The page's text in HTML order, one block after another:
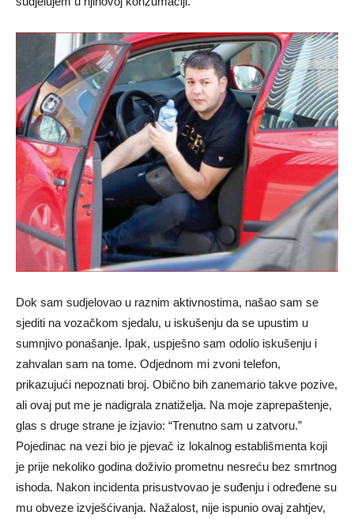
Dok sam sudjelovao u raznim aktivnostima, našao sam se
sjediti na vozačkom sjedalu, u iskušenju da se upustim u
sumnjivo ponašanje. Ipak, uspješno sam odolio iskušenju i
zahvalan sam na tome. Odjednom mi zvoni telefon,
prikazujući nepoznati broj. Obično bih zanemario takve pozive,
ali ovaj put me je nadigrala znatiželja. Na moje zaprepaštenje,
glas s druge strane je izjavio: “Trenutno sam u zatvoru.”
Pojedinac na vezi bio je pjevač iz lokalnog establišmenta koji
je prije nekoliko godina doživio prometnu nesreću bez smrtnog
ishoda. Nakon incidenta prisustvovao je suđenju i određene su
mu obveze izvješćivanja. Nažalost, nije ispunio ovaj zahtjev,